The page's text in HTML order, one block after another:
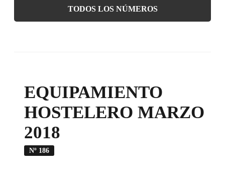
TODOS LOS NÚMEROS
EQUIPAMIENTO
HOSTELERO MARZO
2018
Nº 186